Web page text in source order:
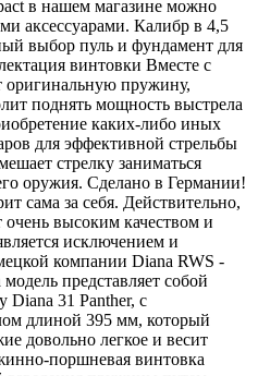
в нашем магазине можно
аксессуарами. Калибр в 4,5
выбор пуль и фундамент для
винтовки Вместе с
оригинальную пружину,
поднять мощность выстрела
каких-либо иных
для эффективной стрельбы
стрелку заниматься
оружия. Сделано в Германии!
сама за себя. Действительно,
высоким качеством и
исключением и
компании Diana RWS -
представляет собой
31 Panther, с
длиной 395 мм, который
довольно легкое и весит
поршневая винтовка